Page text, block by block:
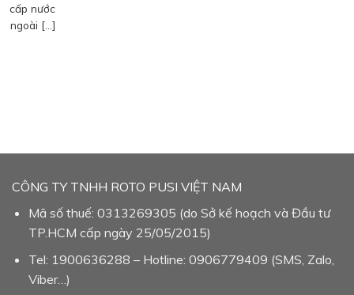
cấp nước
ngoài […]
CÔNG TY TNHH ROTO PUSI VIỆT NAM
Mã số thuế: 0313269305 (do Sở kế hoạch và Đầu tư
TP.HCM cấp ngày 25/05/2015)
Tel: 1900636288 – Hotline: 0906779409 (SMS, Zalo,
Viber…)